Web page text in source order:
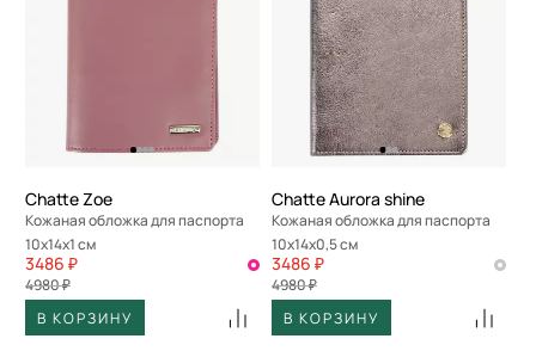
Chatte Zoe
Кожаная обложка для паспорта
10x14x1 см
3486 ₽
4980 ₽
В КОРЗИНУ
Chatte Aurora shine
Кожаная обложка для паспорта
10x14x0,5 см
3486 ₽
4980 ₽
В КОРЗИНУ